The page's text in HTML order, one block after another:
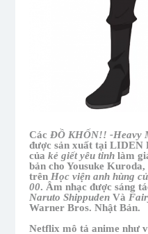
Các ĐỒ KHỐN!! -Heavy
được sản xuất tại LIDEN
của kẻ giết yêu tinhlàm
bản cho Yousuke
trên Học viện anh hùng
00 . Âm nhạc được sáng
Naruto ShippudenVà
Warner Bros. Nhật Bản.
Netflix mô tả anime như